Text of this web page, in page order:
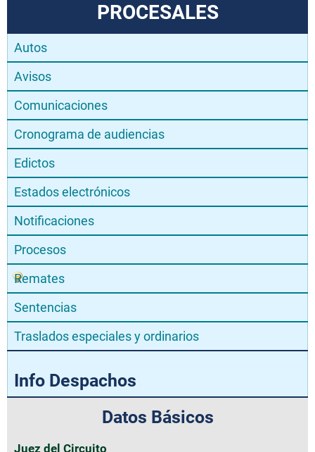
PROCESALES
Autos
Avisos
Comunicaciones
Cronograma de audiencias
Edictos
Estados electrónicos
Notificaciones
Procesos
Remates
Sentencias
Traslados especiales y ordinarios
Info Despachos
Datos Básicos
Juez del Circuito